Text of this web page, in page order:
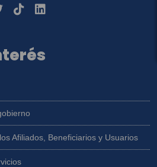
Afiliados, Beneficiarios y Usuarios